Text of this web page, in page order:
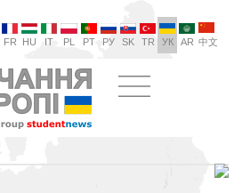
FR HU IT PL PT РУ SK TR УК AR 中文